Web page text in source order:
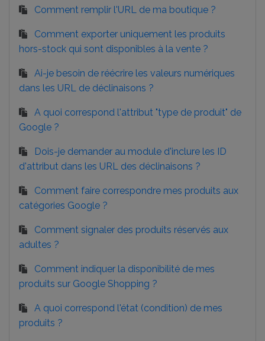
Comment remplir l'URL de ma boutique ?
Comment exporter uniquement les produits
hors-stock qui sont disponibles à la vente ?
Ai-je besoin de réécrire les valeurs numériques
dans les URL de déclinaisons ?
A quoi correspond l'attribut "type de produit" de
Google ?
Dois-je demander au module d'inclure les ID
d'attribut dans les URL des déclinaisons ?
Comment faire correspondre mes produits aux
catégories Google ?
Comment signaler des produits réservés aux
adultes ?
Comment indiquer la disponibilité de mes
produits sur Google Shopping ?
A quoi correspond l'état (condition) de mes
produits ?